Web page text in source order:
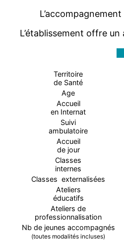
L’établissement offre
Territoire
de Santé
Age
Accueil
en Internat
Suivi
ambulatoire
Accueil
de jour
Classes
internes
Classes externalisées
Ateliers
éducatifs
Ateliers de
professionnalisation
Nb de jeunes accompagnés
(toutes modalités incluses)